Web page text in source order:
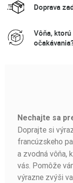
Doprava
Vôňa,
Nechajte sa
Doprajte si
francúzskeho
a zvodná vôňa,
vás. Pomôže
výrazne zvýši
BUĎTE PRVÝ,